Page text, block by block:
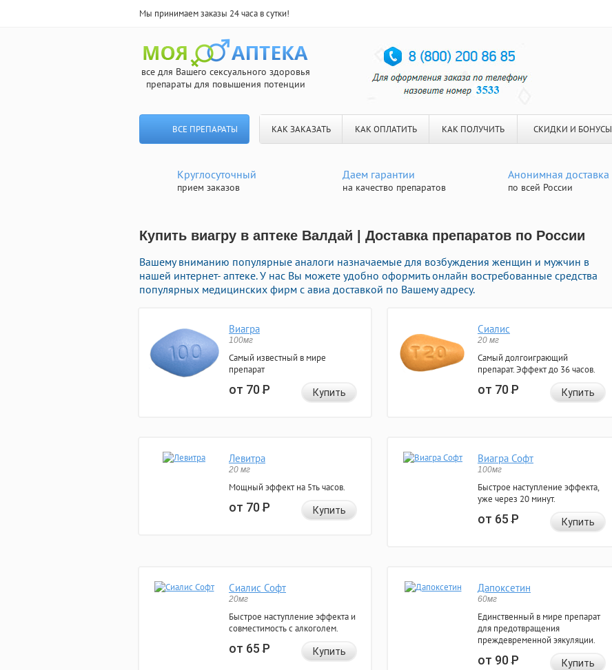
Мы принимаем заказы 24 часа в сутки!
все для Вашего сексуального здоровья
препараты для повышения потенции
ВСЕ ПРЕПАРАТЫ КАК ЗАКАЗАТЬ КАК ОПЛАТИТЬ КАК ПОЛУЧИТЬ СКИДКИ И БОНУСЫ
Круглосуточный
прием заказов
Даем гарантии
на качество препаратов
Анонимная доставка
по всей России
Купить виагру в аптеке Валдай | Доставка препаратов по России
Вашему вниманию популярные аналоги назначаемые для возбуждения женщин и мужчин в
нашей интернет- аптеке. У нас Вы можете удобно оформить онлайн востребованные средства
популярных медицинских фирм с авиа доставкой по Вашему адресу.
Виагра
100мг
Самый известный в мире
препарат
от 70Р Купить
Сиалис
20 мг
Самый долгоиграющий
препарат. Эффект до 36 часов.
от 70Р Купить
Левитра
20 мг
Мощный эффект на 5ть часов.
от 70Р Купить
Виагра Софт
100мг
Быстрое наступление эффекта,
уже через 20 минут.
от 65Р Купить
Сиалис Софт
20мг
Быстрое наступление эффекта и
совместимость с алкоголем.
от 65Р Купить
Дапоксетин
60мг
Единственный в мире препарат
для предотвращения
преждевременной эякуляции.
от 90Р Купить